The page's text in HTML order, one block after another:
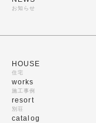
お知らせ
HOUSE
住宅
works
施工事例
resort
別荘
catalog